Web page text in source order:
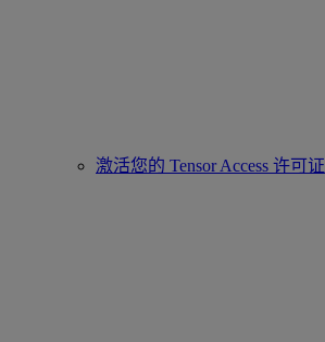
激活您的 Tensor Access 许可证